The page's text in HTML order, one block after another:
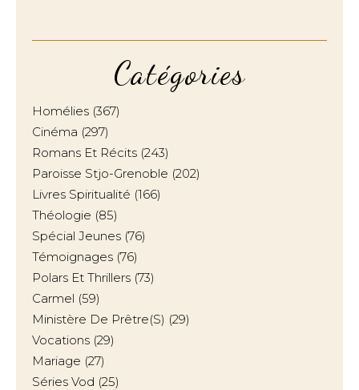
Catégories
Homélies (367)
Cinéma (297)
Romans Et Récits (243)
Paroisse Stjo-Grenoble (202)
Livres Spiritualité (166)
Théologie (85)
Spécial Jeunes (76)
Témoignages (76)
Polars Et Thrillers (73)
Carmel (59)
Ministère De Prêtre(s) (29)
Vocations (29)
Mariage (27)
Séries Vod (25)